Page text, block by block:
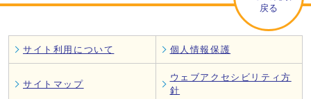
戻る
サイト利用について 個人情報保護
サイトマップ
ウェブアクセシビリティ方
針